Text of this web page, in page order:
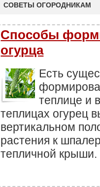
СОВЕТЫ ОГОРОДНИКАМ
Способы
огурца
Есть
теплице и
теплицах огурец
вертикальном
растения к
тепличной крыши.